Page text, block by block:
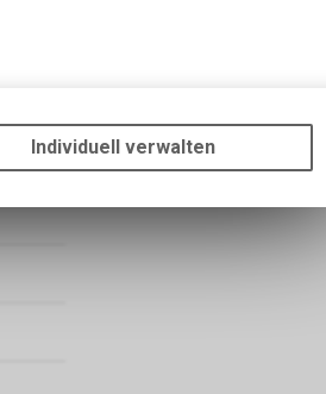
unseres Online-Angebots, wie die
Bitte beachten Sie, dass die
Individuell verwalten